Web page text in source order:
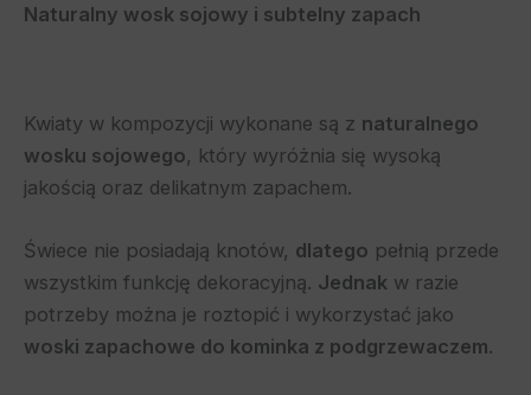
Naturalny wosk sojowy i subtelny zapach
Kwiaty w kompozycji wykonane są z naturalnego
wosku sojowego, który wyróżnia się wysoką
jakością oraz delikatnym zapachem.
Świece nie posiadają knotów, dlatego pełnią przede
wszystkim funkcję dekoracyjną. Jednak w razie
potrzeby można je roztopić i wykorzystać jako
woski zapachowe do kominka z podgrzewaczem.